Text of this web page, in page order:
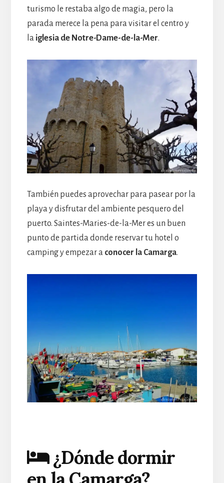
turismo le restaba algo de magia, pero la
parada merece la pena para visitar el centro y
la iglesia de Notre-Dame-de-la-Mer.
También puedes aprovechar para pasear por la
playa y disfrutar del ambiente pesquero del
puerto. Saintes-Maries-de-la-Mer es un buen
punto de partida donde reservar tu hotel o
camping y empezar a conocer la Camarga.
¿Dónde dormir